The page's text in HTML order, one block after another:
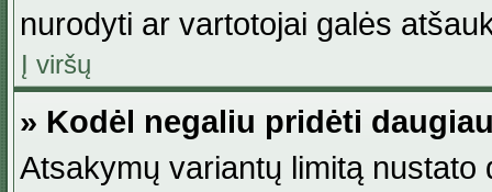
nurodyti ar vartotojai galės
Į viršų
» Kodėl negaliu pridėti
Atsakymų variantų limitą